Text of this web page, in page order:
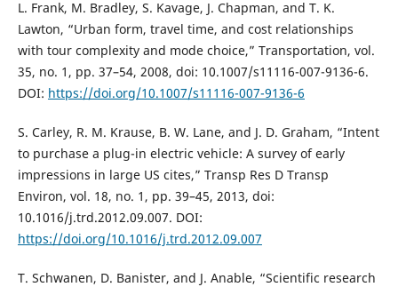
L. Frank, M. Bradley, S. Kavage, J. Chapman, and T. K.
Lawton, “Urban form, travel time, and cost relationships
with tour complexity and mode choice,” Transportation, vol.
35, no. 1, pp. 37–54, 2008, doi: 10.1007/s11116-007-9136-6.
DOI: https://doi.org/10.1007/s11116-007-9136-6
S. Carley, R. M. Krause, B. W. Lane, and J. D. Graham, “Intent
to purchase a plug-in electric vehicle: A survey of early
impressions in large US cites,” Transp Res D Transp
Environ, vol. 18, no. 1, pp. 39–45, 2013, doi:
10.1016/j.trd.2012.09.007. DOI:
https://doi.org/10.1016/j.trd.2012.09.007
T. Schwanen, D. Banister, and J. Anable, “Scientific research